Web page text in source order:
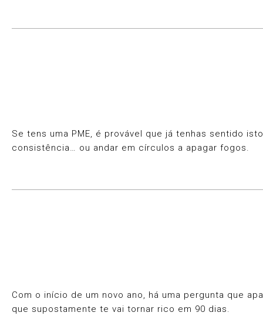
Se tens uma PME, é provável que já tenhas sentido
consistência… ou andar em círculos a apagar fogos.
Com o início de um novo ano, há uma pergunta que
que supostamente te vai tornar rico em 90 dias.